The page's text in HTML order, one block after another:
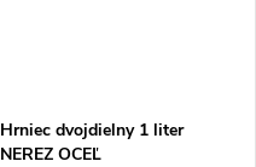
Hrniec dvojdielny 1 liter
NEREZ OCEĽ